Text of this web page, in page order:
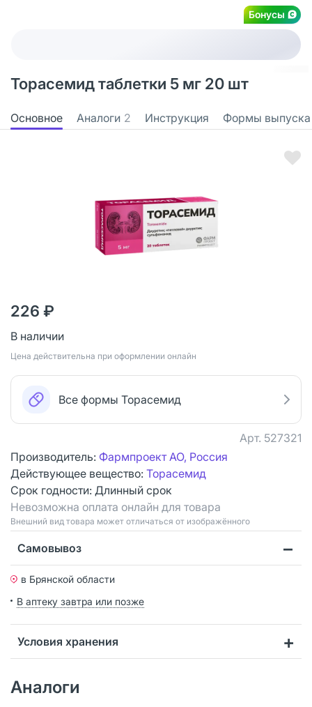
Бонусы
Торасемид таблетки 5 мг 20 шт
Основное Аналоги 2 Инструкция Формы выпуска
226 ₽
В наличии
Цена действительна при оформлении онлайн
Все формы Торасемид
Арт. 527321
Производитель: Фармпроект АО, Россия
Действующее вещество: Торасемид
Срок годности: Длинный срок
Невозможна оплата онлайн для товара
Bнешний вид товара может отличаться от изображённого
Самовывоз
в Брянской области
В аптеку завтра или позже
Условия хранения
Аналоги